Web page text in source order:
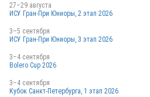
27–29 августа
ИСУ Гран-При Юниоры, 2 этап 2026
3–5 сентября
ИСУ Гран-При Юниоры, 3 этап 2026
3–4 сентября
Bolero Cup 2026
3–4 сентября
Кубок Санкт-Петербурга, 1 этап 2026